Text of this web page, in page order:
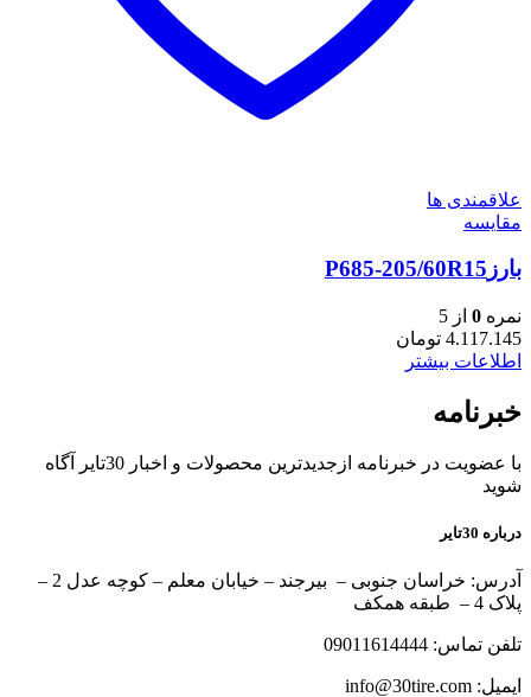
علاقمندی ها
مقایسه
بارزP685-205/60R15
نمره 0 از 5
4.117.145 تومان
اطلاعات بیشتر
خبرنامه
با عضویت در خبرنامه ازجدیدترین محصولات و اخبار 30تایر آگاه
شوید
درباره 30تایر
آدرس: خراسان جنوبی – بیرجند – خیابان معلم – کوچه عدل 2 –
پلاک 4 – طبقه همکف
تلفن تماس: 09011614444
ایمیل: info@30tire.com